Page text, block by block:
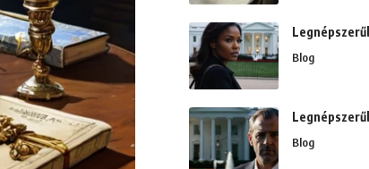
Blog
Blog